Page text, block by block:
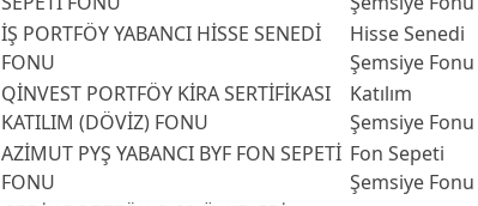
İŞ PORTFÖY YABANCI HİSSE SENEDİ
FONU
Hisse Senedi
Şemsiye Fonu
QİNVEST PORTFÖY KİRA SERTİFİKASI
KATILIM (DÖVİZ) FONU
Katılım
Şemsiye Fonu
AZİMUT PYŞ YABANCI BYF FON SEPETİ
FONU
Fon Sepeti
Şemsiye Fonu